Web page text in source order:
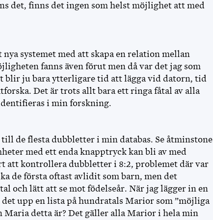
det, finns det ingen som helst möjlighet att med
systemet med att skapa en relation mellan
fanns även förut men då var det jag som
blir ju bara ytterligare tid att lägga vid datorn, tid
Det är trots allt bara ett ringa fåtal av alla
i min forskning.
de flesta dubbletter i min databas. Se åtminstone
med ett enda knapptryck kan bli av med
att kontrollera dubbletter i 8:2, problemet där var
de första oftast avlidit som barn, men det
och lätt att se mot födelseår. När jag lägger in en
upp en lista på hundratals Marior som ”möjliga
Maria detta är? Det gäller alla Marior i hela min